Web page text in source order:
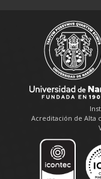
Acreditación de Alta